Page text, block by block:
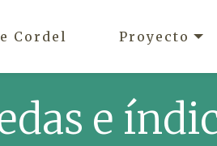
Cordel Proyecto
e